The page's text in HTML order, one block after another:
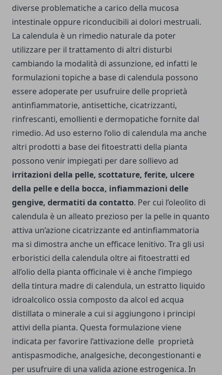
diverse problematiche a carico della mucosa
intestinale oppure riconducibili ai dolori mestruali.
La calendula è un rimedio naturale da poter
utilizzare per il trattamento di altri disturbi
cambiando la modalità di assunzione, ed infatti le
formulazioni topiche a base di calendula possono
essere adoperate per usufruire delle proprietà
antinfiammatorie, antisettiche, cicatrizzanti,
rinfrescanti, emollienti e dermopatiche fornite dal
rimedio. Ad uso esterno l’olio di calendula ma anche
altri prodotti a base dei fitoestratti della pianta
possono venir impiegati per dare sollievo ad
irritazioni della pelle, scottature, ferite, ulcere
della pelle e della bocca, infiammazioni delle
gengive, dermatiti da contatto. Per cui l’oleolito di
calendula è un alleato prezioso per la pelle in quanto
attiva un’azione cicatrizzante ed antinfiammatoria
ma si dimostra anche un efficace lenitivo. Tra gli usi
erboristici della calendula oltre ai fitoestratti ed
all’olio della pianta officinale vi è anche l’impiego
della tintura madre di calendula, un estratto liquido
idroalcolico ossia composto da alcol ed acqua
distillata o minerale a cui si aggiungono i principi
attivi della pianta. Questa formulazione viene
indicata per favorire l’attivazione delle proprietà
antispasmodiche, analgesiche, decongestionanti e
per usufruire di una valida azione estrogenica. In